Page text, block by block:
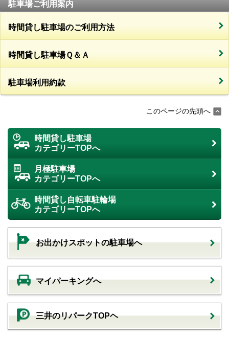
駐車場ご利用案内
時間貸し駐車場のご利用方法
時間貸し駐車場Ｑ＆Ａ
駐車場利用約款
このページの先頭へ
時間貸し駐車場
カテゴリーTOPへ
月極駐車場
カテゴリーTOPへ
時間貸し自転車駐輪場
カテゴリーTOPへ
お出かけスポットの駐車場へ
マイパーキングへ
三井のリパークTOPヘ